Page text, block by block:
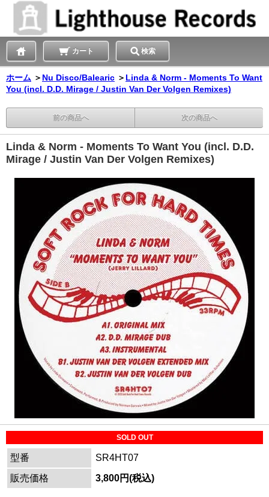
カート 検索
ホーム ＞ Nu Disco/Balearic ＞ Linda & Norm - Moments To Want
You (incl. D.D. Mirage / Justin Van Der Volgen Remixes)
前の商品へ 次の商品へ
Linda & Norm - Moments To Want You (incl. D.D.
Mirage / Justin Van Der Volgen Remixes)
SOLD OUT
型番
SR4HT07
販売価格
3,800円(税込)